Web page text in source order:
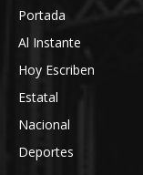
Portada
Al Instante
Hoy Escriben
Estatal
Nacional
Deportes